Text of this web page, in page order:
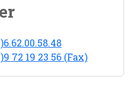
72 19 23 56 (Fax)